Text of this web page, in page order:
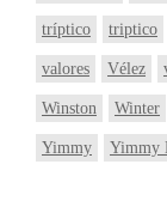
tríptico triptico
valores Vélez
Winston Winter
Yimmy Yimmy